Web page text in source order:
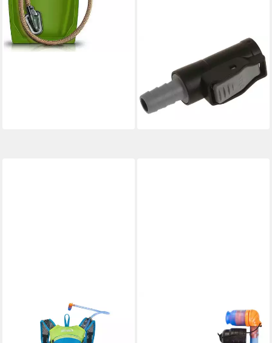
Trinkblase Schnellkupplung
SQC 2503300000 Verbinder
Quick Connect Ersatzteil
18,99 €
lieferbar - in 2-3 Werktagen bei dir